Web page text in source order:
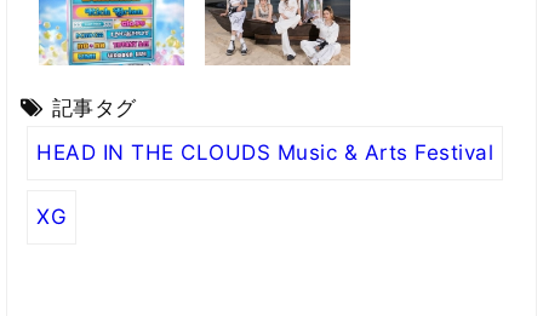
記事タグ
HEAD IN THE CLOUDS Music & Arts Festival
XG